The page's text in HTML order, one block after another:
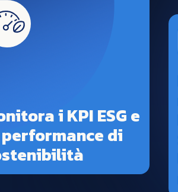
i KPI ESG e
di